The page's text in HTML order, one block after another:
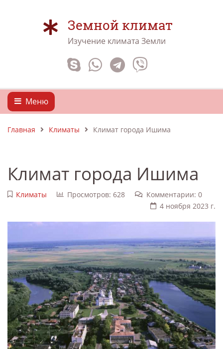
Земной климат
Изучение климата Земли
Меню
Главная Климаты Климат города Ишима
Климат города Ишима
Климаты Просмотров: 628
Комментарии: 0
4 ноября 2023 г.